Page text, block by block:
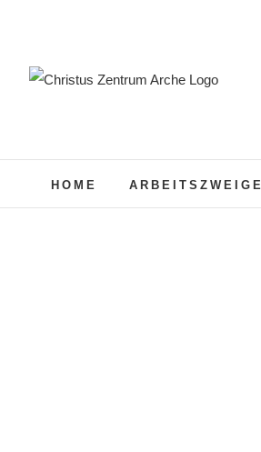
springen
HOME ARBEITSZWEIGE